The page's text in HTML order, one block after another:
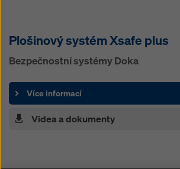
Plošinový systém Xsafe plus
Bezpečnostní systémy Doka
Více informací
Videa a dokumenty